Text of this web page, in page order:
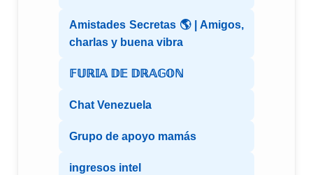
Amistades Secretas 🌎 | Amigos,
charlas y buena vibra
𝔽𝕌ℝ𝕀𝔸 𝔻𝔼 𝔻ℝ𝔸𝔾𝕆ℕ
Chat Venezuela
Grupo de apoyo mamás
ingresos intel